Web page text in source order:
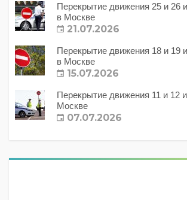
Перекрытие движения 25 и 26
в Москве
21.07.2026
Перекрытие движения 18 и 19
в Москве
15.07.2026
Перекрытие движения 11 и 12
Москве
07.07.2026